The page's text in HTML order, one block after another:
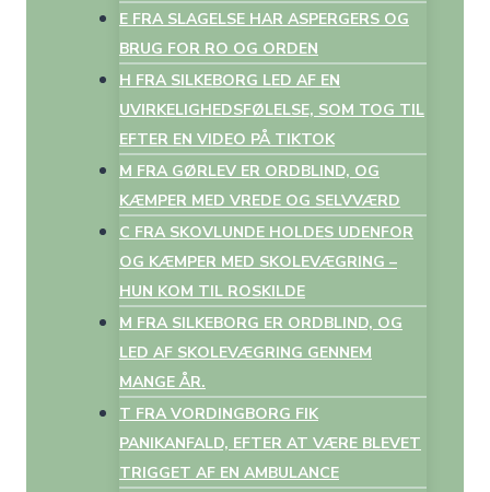
E FRA SLAGELSE HAR ASPERGERS OG
BRUG FOR RO OG ORDEN
H FRA SILKEBORG LED AF EN
UVIRKELIGHEDSFØLELSE, SOM TOG TIL
EFTER EN VIDEO PÅ TIKTOK
M FRA GØRLEV ER ORDBLIND, OG
KÆMPER MED VREDE OG SELVVÆRD
C FRA SKOVLUNDE HOLDES UDENFOR
OG KÆMPER MED SKOLEVÆGRING –
HUN KOM TIL ROSKILDE
M FRA SILKEBORG ER ORDBLIND, OG
LED AF SKOLEVÆGRING GENNEM
MANGE ÅR.
T FRA VORDINGBORG FIK
PANIKANFALD, EFTER AT VÆRE BLEVET
TRIGGET AF EN AMBULANCE